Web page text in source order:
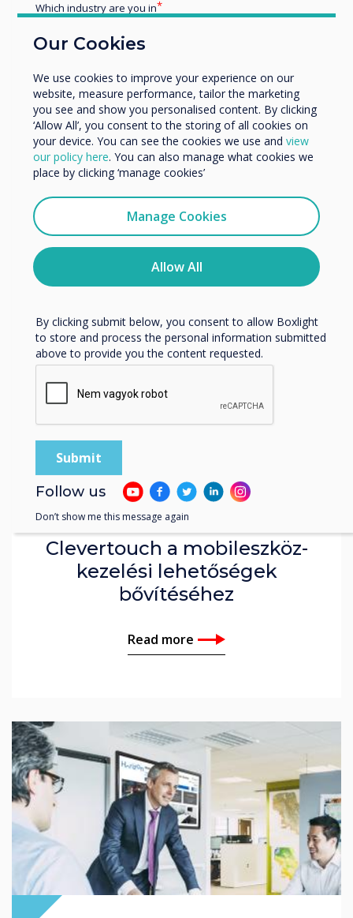
News | Enterprise
Görgess tovább az AV Awards-
on
Read more
News | Enterprise
Clevertouch a mobileszköz-
kezelési lehetőségek
bővítéséhez
Read more
Our Cookies
We use cookies to improve your experience on our
website, measure performance, tailor the marketing
you see and show you personalised content. By clicking
‘Allow All’, you consent to the storing of all cookies on
your device. You can see the cookies we use and view
our policy here. You can also manage what cookies we
place by clicking ‘manage cookies’
Manage Cookies
Allow All
Which industry are you in
Enterprise
Organisation Name
We would like to contact you about our products and
services by email, phone, or post.
You may unsubscribe from these communications at any
time. For more information on how to unsubscribe, our
privacy practices, and how we are committed to
protecting and respecting your privacy, please review our
By clicking submit below, you consent to allow Boxlight
to store and process the personal information submitted
above to provide you the content requested.
Follow us
Don’t show me this message again